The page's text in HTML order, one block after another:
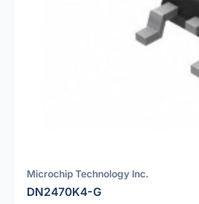
Microchip Technology Inc.
DN2470K4-G